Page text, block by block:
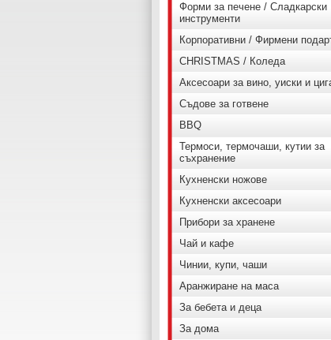
Форми за печене / Сладкарски
инструменти
Корпоративни / Фирмени
CHRISTMAS / Коледа
Аксесоари за вино, уиски и
Съдове за готвене
BBQ
Термоси, термочаши, кутии за
съхранение
Кухненски ножове
Кухненски аксесоари
Прибори за хранене
Чай и кафе
Чинии, купи, чаши
Аранжиране на маса
За бебета и деца
За дома